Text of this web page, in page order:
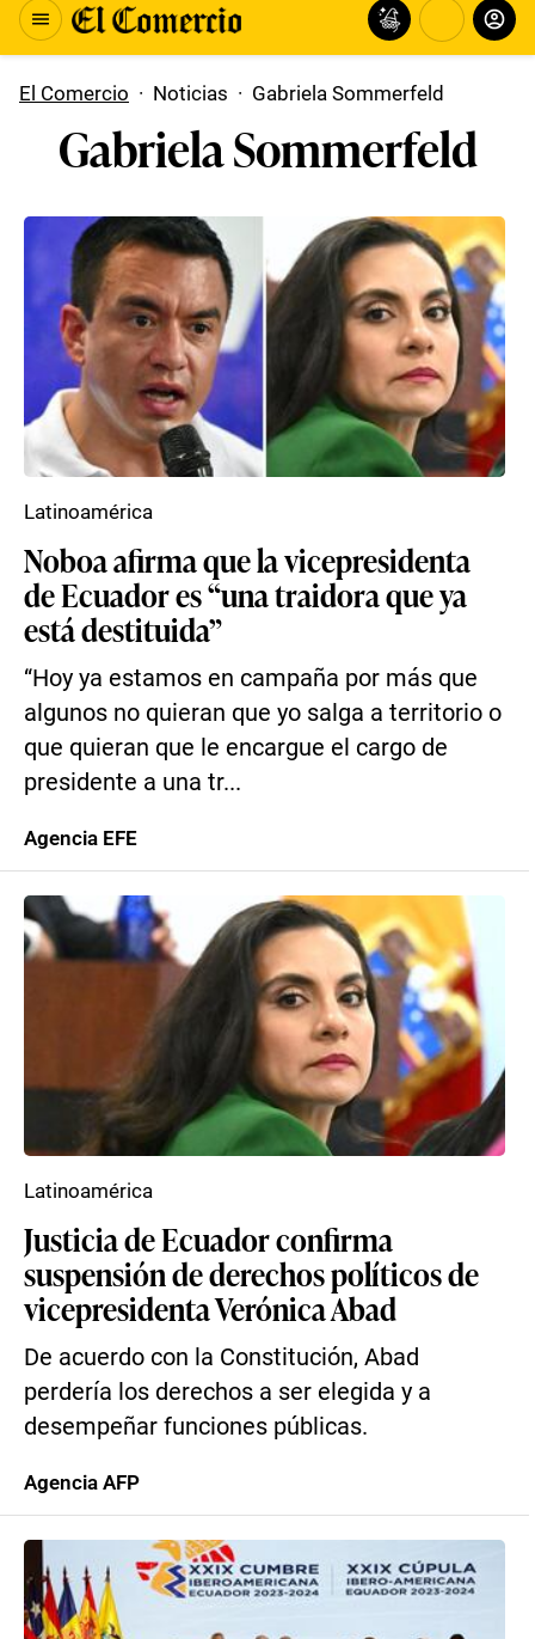
El Comercio · Noticias · Gabriela Sommerfeld
Gabriela Sommerfeld
Noboa afirma que la vicepresidenta
de Ecuador es “una traidora que ya
está destituida”
“Hoy ya estamos en campaña por más que
algunos no quieran que yo salga a territorio o
que quieran que le encargue el cargo de
presidente a una tr...
Latinoamérica
Agencia EFE
Justicia de Ecuador confirma
suspensión de derechos políticos de
vicepresidenta Verónica Abad
De acuerdo con la Constitución, Abad
perdería los derechos a ser elegida y a
desempeñar funciones públicas.
Latinoamérica
Agencia AFP